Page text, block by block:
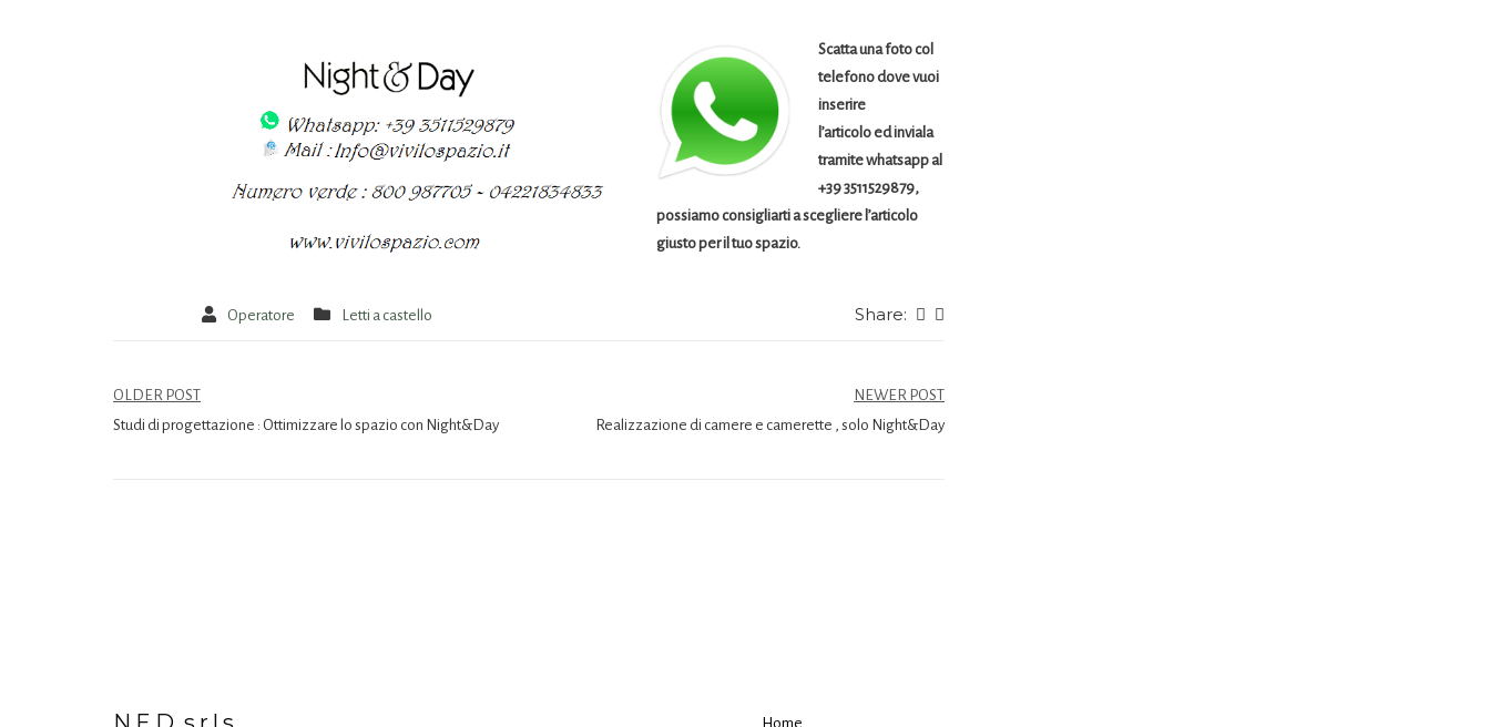
Scatta una foto col
telefono dove vuoi
inserire
l’articolo ed inviala
tramite whatsapp al
+39 3511529879,
possiamo consigliarti a scegliere l’articolo
giusto per il tuo spazio.
Operatore Letti a castello Share:
OLDER POST
Studi di progettazione : Ottimizzare lo spazio con Night&Day
NEWER POST
Realizzazione di camere e camerette , solo Night&Day
Home